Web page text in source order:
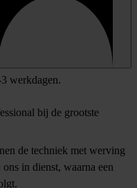
werkdagen.
bij de grootste
de techniek met werving
in dienst, waarna een